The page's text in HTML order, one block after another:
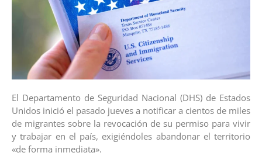
El Departamento de Seguridad Nacional (DHS) de Estados
Unidos inició el pasado jueves a notificar a cientos de miles
de migrantes sobre la revocación de su permiso para vivir
y trabajar en el país, exigiéndoles abandonar el territorio
«de forma inmediata».